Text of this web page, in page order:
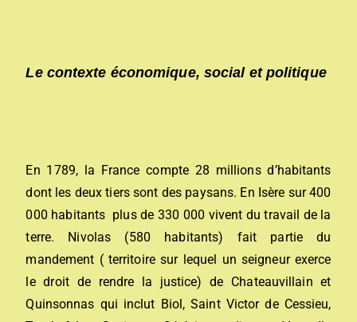
Le contexte économique, social et politique
En 1789, la France compte 28 millions d’habitants
dont les deux tiers sont des paysans. En Isère sur 400
000 habitants plus de 330 000 vivent du travail de la
terre. Nivolas (580 habitants) fait partie du
mandement ( territoire sur lequel un seigneur exerce
le droit de rendre la justice) de Chateauvillain et
Quinsonnas qui inclut Biol, Saint Victor de Cessieu,